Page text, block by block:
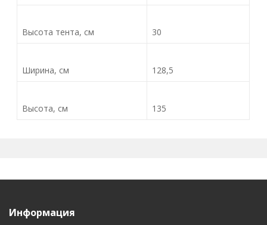
Высота тента, см 30
Ширина, см 128,5
Высота, см 135
Информация